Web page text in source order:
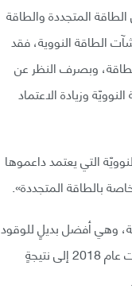
المتجددة والطاقة
الطاقة النووية، فقد
وبصرف النظر عن
وزيادة الاعتماد
التي يعتمد داعموها
بالطاقة المتجددة».
وهي أفضل بديلٍ للوقود
الأحفوري على اعتبار أن الطاقة المتجددة لا تعمل بنفس الجودة حتى الآن، وخلصت دراسة أُجريت عام 2018 إلى نتيجةٍ